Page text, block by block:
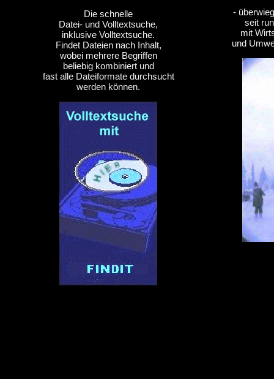
Die schnelle
Datei- und Volltextsuche,
inklusive Volltextsuche.
Findet Dateien nach Inhalt,
wobei mehrere Begriffen
beliebig kombiniert und
fast alle Dateiformate durchsucht
werden können.
-
seit
mit
und